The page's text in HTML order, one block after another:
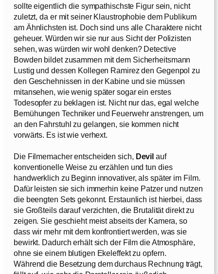
sollte eigentlich die sympathischste Figur sein, nicht
zuletzt, da er mit seiner Klaustrophobie dem Publikum
am Ähnlichsten ist. Doch sind uns alle Charaktere nicht
geheuer. Würden wir sie nur aus Sicht der Polizisten
sehen, was würden wir wohl denken? Detective
Bowden bildet zusammen mit dem Sicherheitsmann
Lustig und dessen Kollegen Ramirez den Gegenpol zu
den Geschehnissen in der Kabine und sie müssen
mitansehen, wie wenig später sogar ein erstes
Todesopfer zu beklagen ist. Nicht nur das, egal welche
Bemühungen Techniker und Feuerwehr anstrengen, um
an den Fahrstuhl zu gelangen, sie kommen nicht
vorwärts. Es ist wie verhext.
Die Filmemacher entscheiden sich, Devil auf
konventionelle Weise zu erzählen und tun dies
handwerklich zu Beginn innovativer, als später im Film.
Dafür leisten sie sich immerhin keine Patzer und nutzen
die beengten Sets gekonnt. Erstaunlich ist hierbei, dass
sie Großteils darauf verzichten, die Brutalität direkt zu
zeigen. Sie geschieht meist abseits der Kamera, so
dass wir mehr mit dem konfrontiert werden, was sie
bewirkt. Dadurch erhält sich der Film die Atmosphäre,
ohne sie einem blutigen Ekeleffekt zu opfern.
Während die Besetzung dem durchaus Rechnung trägt,